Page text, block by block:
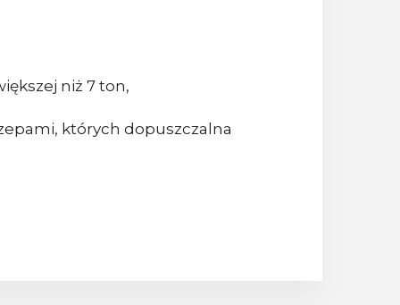
niż 7 ton,
których dopuszczalna